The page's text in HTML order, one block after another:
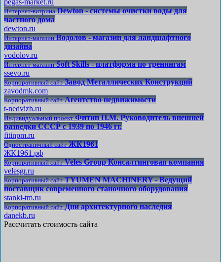
Интернет-витрина Dewton - системы очистки воды для
частного дома
dewton.ru
Интернет-магазин Водолов - магазин для ландшафтного
дизайна
vodolov.ru
Интернет-магазин Soft Skills - платформа по тренингам
ssevo.ru
Корпоративный сайт Завод Металлических Конструкций
zavodmk.com
Корпоративный сайт Агентство недвижимости
t-nedvizh.ru
Индивидуальный проект Фитин П.М. Руководитель внешней
разведки СССР с 1939 по 1946 гг.
fitinpm.ru
Одностраничный сайт ЖК1961
ЖК1961.рф
Корпоративный сайт Veles Group Консалтинговая компания
velesgr.ru
Корпоративный сайт TYUMEN MACHINERY - Ведущий
поставщик современного станочного оборудования
stanki-tm.ru
Корпоративный сайт Дни архитектурного наследия
danekb.ru
Рассчитать стоимость сайта